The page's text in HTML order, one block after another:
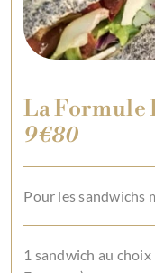
La Formule
9€80
Pour les sandwichs
1 sandwich au